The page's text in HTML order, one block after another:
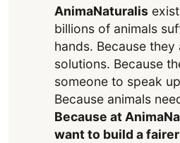
AnimaNaturalis
billions of animals
hands. Because they
solutions. Because
someone to speak
Because animals
Because at
want to build a